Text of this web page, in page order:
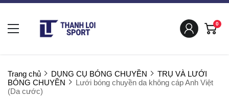
0
Trang chủ DỤNG CỤ BÓNG CHUYỀN
TRỤ VÀ LƯỚI
BÓNG CHUYỀN
Lưới bóng chuyền da không cáp Anh Việt
(Da cước)